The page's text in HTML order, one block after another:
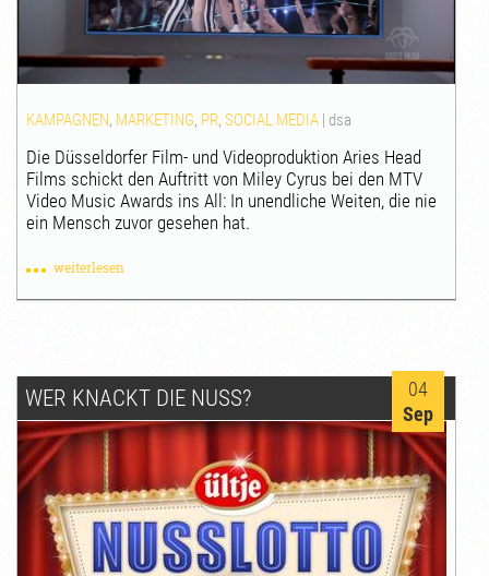
KAMPAGNEN, MARKETING, PR,SOCIAL MEDIA | dsa
Die Düsseldorfer Film- und Videoproduktion Aries Head
Films schickt den Auftritt von Miley Cyrus bei den MTV
Video Music Awards ins All: In unendliche Weiten, die nie
ein Mensch zuvor gesehen hat.
weiterlesen
WER KNACKT DIE NUSS?
04
Sep